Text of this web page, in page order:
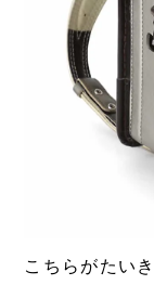
こちらがたい